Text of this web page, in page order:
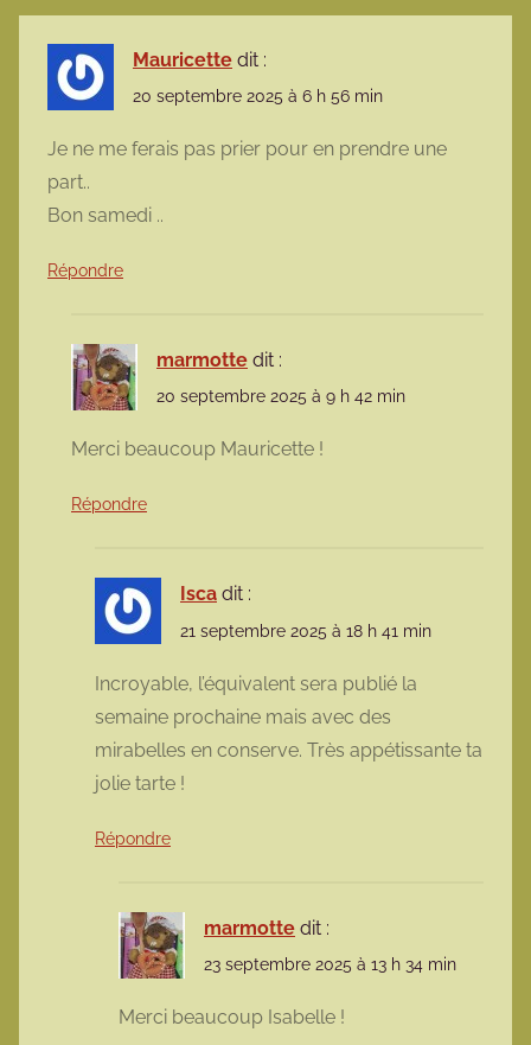
Mauricette dit :
20 septembre 2025 à 6 h 56 min
Je ne me ferais pas prier pour en prendre une
part..
Bon samedi ..
Répondre
marmotte dit :
20 septembre 2025 à 9 h 42 min
Merci beaucoup Mauricette !
Répondre
Isca dit :
21 septembre 2025 à 18 h 41 min
Incroyable, l’équivalent sera publié la
semaine prochaine mais avec des
mirabelles en conserve. Très appétissante ta
jolie tarte !
Répondre
marmotte dit :
23 septembre 2025 à 13 h 34 min
Merci beaucoup Isabelle !